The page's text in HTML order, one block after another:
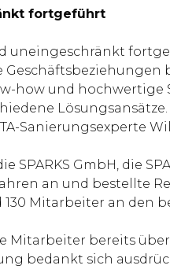
fortgeführt
uneingeschränkt
how und
Sanierungsexperte
GmbH, die
an und bestellte
Mitarbeiter an den
bereits
bedankt sich